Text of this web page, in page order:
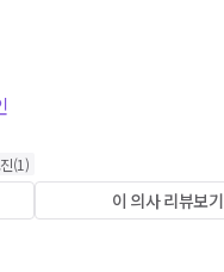
(1)
이 의사 리뷰보기